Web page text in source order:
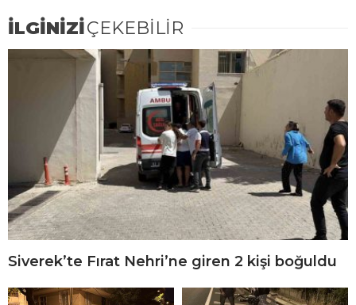
İLGİNİZİÇEKEBİLİR
Siverek’te Fırat Nehri’ne giren 2 kişi boğuldu